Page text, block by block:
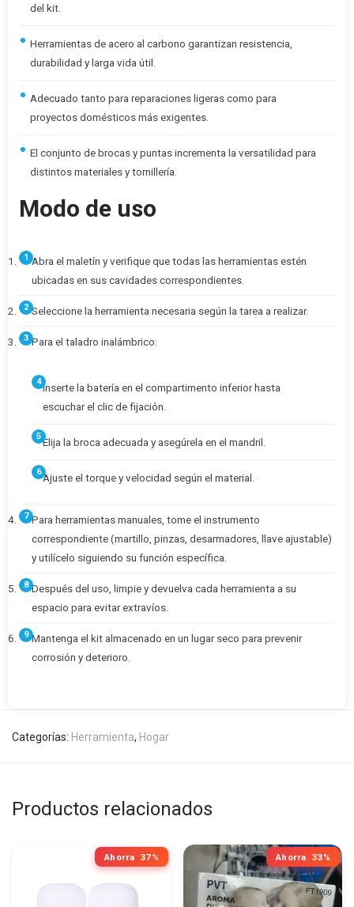
del kit.
Herramientas de acero al carbono garantizan resistencia,
durabilidad y larga vida útil.
Adecuado tanto para reparaciones ligeras como para
proyectos domésticos más exigentes.
El conjunto de brocas y puntas incrementa la versatilidad para
distintos materiales y tornillería.
Modo de uso
Abra el maletín y verifique que todas las herramientas estén
ubicadas en sus cavidades correspondientes.
Seleccione la herramienta necesaria según la tarea a realizar.
Para el taladro inalámbrico:
Inserte la batería en el compartimento inferior hasta
escuchar el clic de fijación.
Elija la broca adecuada y asegúrela en el mandril.
Ajuste el torque y velocidad según el material.
Para herramientas manuales, tome el instrumento
correspondiente (martillo, pinzas, desarmadores, llave ajustable)
y utilícelo siguiendo su función específica.
Después del uso, limpie y devuelva cada herramienta a su
espacio para evitar extravíos.
Mantenga el kit almacenado en un lugar seco para prevenir
corrosión y deterioro.
Categorías: Herramienta, Hogar
Productos relacionados
Ahorra 37% Ahorra 33%